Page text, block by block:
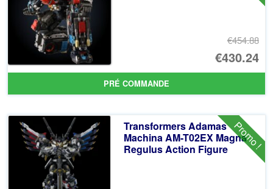
€454.88
Le
€430.24
Le
PRÉ COMMANDE
Promo !
Transformers Adamas
Machina AM-T02EX Magna
Regulus Action Figure